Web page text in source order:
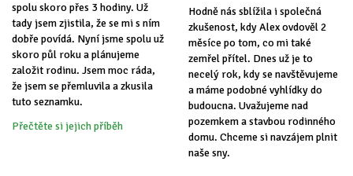
spolu skoro přes 3 hodiny. Už
tady jsem zjistila, že se mi s ním
dobře povídá. Nyní jsme spolu už
skoro půl roku a plánujeme
založit rodinu. Jsem moc ráda,
že jsem se přemluvila a zkusila
tuto seznamku.
Přečtěte si jejich příběh
Hodně nás sblížila i společná
zkušenost, kdy Alex ovdověl 2
měsíce po tom, co mi také
zemřel přítel. Dnes už je to
necelý rok, kdy se navštěvujeme
a máme podobné vyhlídky do
budoucna. Uvažujeme nad
pozemkem a stavbou rodinného
domu. Chceme si navzájem plnit
naše sny.